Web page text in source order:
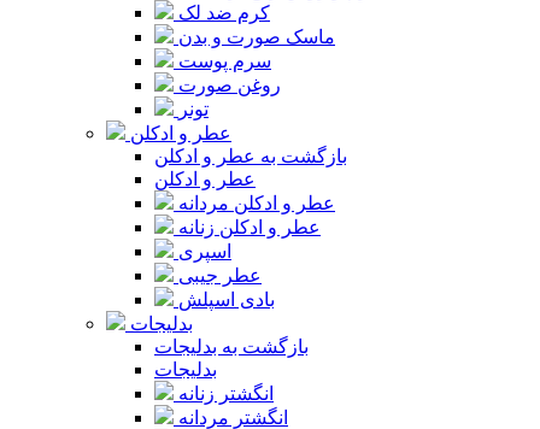
کرم ضد لک
ماسک صورت و بدن
سرم پوست
روغن صورت
تونر
عطر و ادکلن
بازگشت به عطر و ادکلن
عطر و ادکلن
عطر و ادکلن مردانه
عطر و ادکلن زنانه
اسپری
عطر جیبی
بادی اسپلش
بدلیجات
بازگشت به بدلیجات
بدلیجات
انگشتر زنانه
انگشتر مردانه